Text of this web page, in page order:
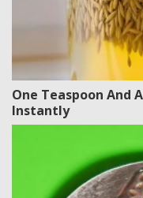
One Teaspoon And
Instantly